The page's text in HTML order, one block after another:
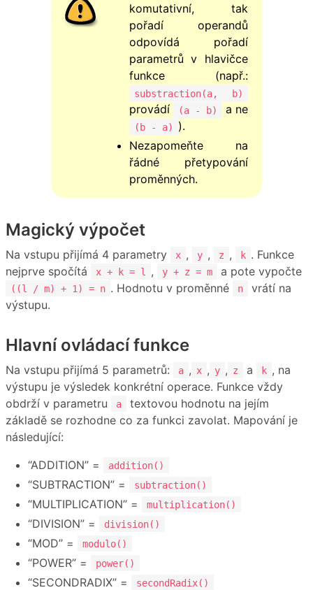
komutativní, tak
pořadí operandů
odpovídá pořadí
parametrů v hlavičce
funkce (např.:
substraction(a, b)
provádí (a - b) a ne
(b - a)
).
Nezapomeňte na
řádné přetypování
proměnných.
Magický výpočet
Na vstupu přijímá 4 parametry x , y , z , k . Funkce
nejprve spočítá
x + k = l , y + z = m a pote vypočte
((l / m) + 1) = n . Hodnotu v proměnné n
vrátí na
výstupu.
Hlavní ovládací funkce
Na vstupu přijímá 5 parametrů: a , x , y , z a k , na
výstupu je výsledek konkrétní operace. Funkce vždy
obdrží v parametru
a
textovou hodnotu na jejím
základě se rozhodne co za funkci zavolat. Mapování je
následující:
“ADDITION” =
addition()
“SUBTRACTION” = subtraction()
“MULTIPLICATION” = multiplication()
“DIVISION” = division()
“MOD” = modulo()
“POWER” = power()
“SECONDRADIX” = secondRadix()